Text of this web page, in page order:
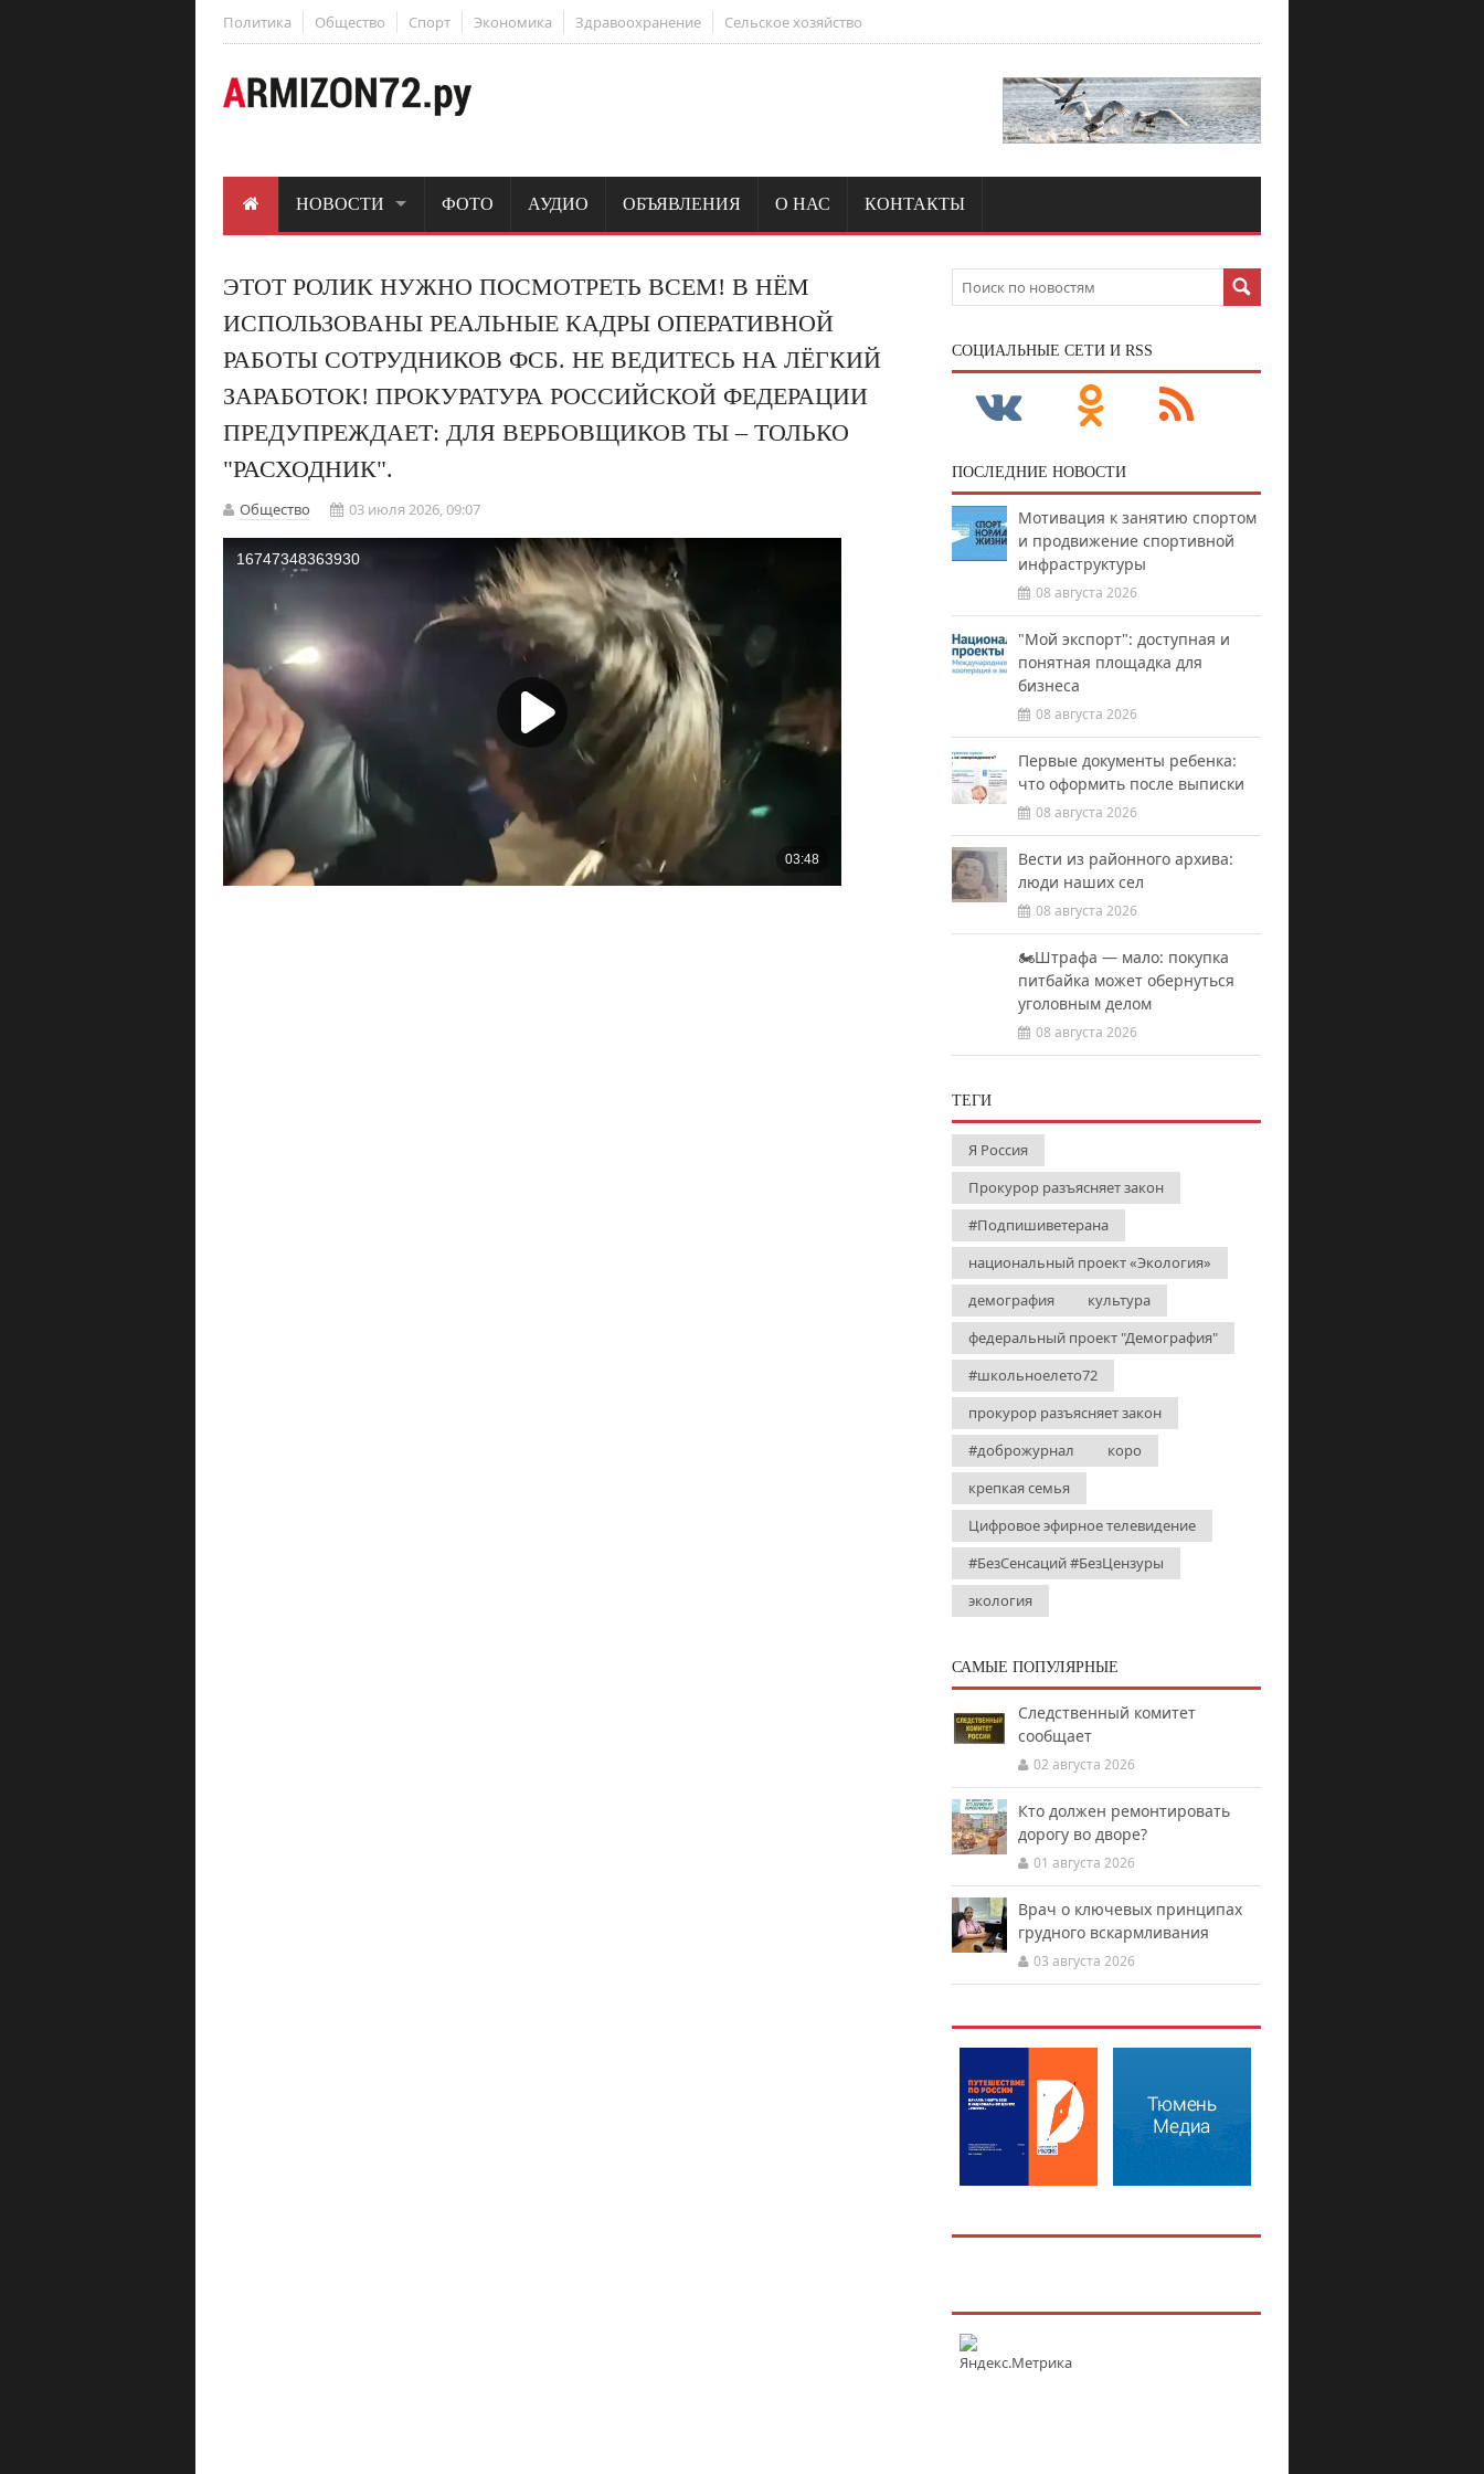
Политика Общество Спорт Экономика Здравоохранение Сельское хозяйство
НОВОСТИ ФОТО АУДИО ОБЪЯВЛЕНИЯ О НАС КОНТАКТЫ
ЭТОТ РОЛИК НУЖНО ПОСМОТРЕТЬ ВСЕМ! В НЁМ
ИСПОЛЬЗОВАНЫ РЕАЛЬНЫЕ КАДРЫ ОПЕРАТИВНОЙ
РАБОТЫ СОТРУДНИКОВ ФСБ. НЕ ВЕДИТЕСЬ НА ЛЁГКИЙ
ЗАРАБОТОК! ПРОКУРАТУРА РОССИЙСКОЙ ФЕДЕРАЦИИ
ПРЕДУПРЕЖДАЕТ: ДЛЯ ВЕРБОВЩИКОВ ТЫ – ТОЛЬКО
"РАСХОДНИК".
Общество 03 июля 2026, 09:07
CОЦИАЛЬНЫЕ СЕТИ И RSS
ПОСЛЕДНИЕ НОВОСТИ
Мотивация к занятию спортом
и продвижение спортивной
инфраструктуры
08 августа 2026
"Мой экспорт": доступная и
понятная площадка для
бизнеса
08 августа 2026
Первые документы ребенка:
что оформить после выписки
08 августа 2026
Вести из районного архива:
люди наших сел
08 августа 2026
🏍️Штрафа — мало: покупка
питбайка может обернуться
уголовным делом
08 августа 2026
ТЕГИ
Я Россия
Прокурор разъясняет закон
#Подпишиветерана
национальный проект «Экология»
демография
культура
федеральный проект "Демография"
#школьноелето72
прокурор разъясняет закон
#доброжурнал
коро
крепкая семья
Цифровое эфирное телевидение
#БезСенсаций #БезЦензуры
экология
САМЫЕ ПОПУЛЯРНЫЕ
Следственный комитет
сообщает
02 августа 2026
Кто должен ремонтировать
дорогу во дворе?
01 августа 2026
Врач о ключевых принципах
грудного вскармливания
03 августа 2026